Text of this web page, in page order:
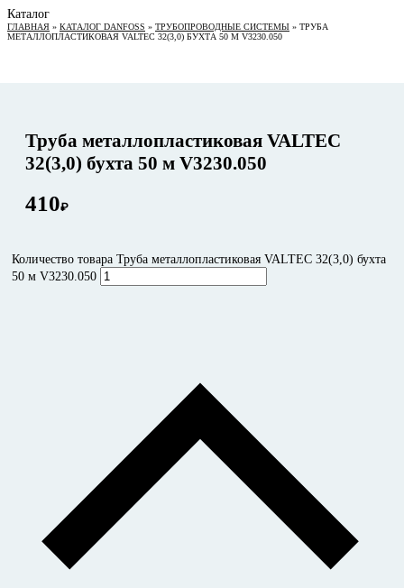
Каталог
ГЛАВНАЯ » КАТАЛОГ DANFOSS » ТРУБОПРОВОДНЫЕ СИСТЕМЫ » ТРУБА
МЕТАЛЛОПЛАСТИКОВАЯ VALTEC 32(3,0) БУХТА 50 М V3230.050
Труба металлопластиковая VALTEC
32(3,0) бухта 50 м V3230.050
410₽
Количество товара Труба металлопластиковая VALTEC 32(3,0) бухта
50 м V3230.050